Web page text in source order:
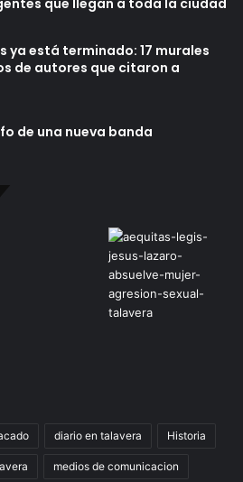
ya está terminado: 17 murales
de autores que citaron a
de una nueva banda
diario en talavera Historia
medios de comunicacion